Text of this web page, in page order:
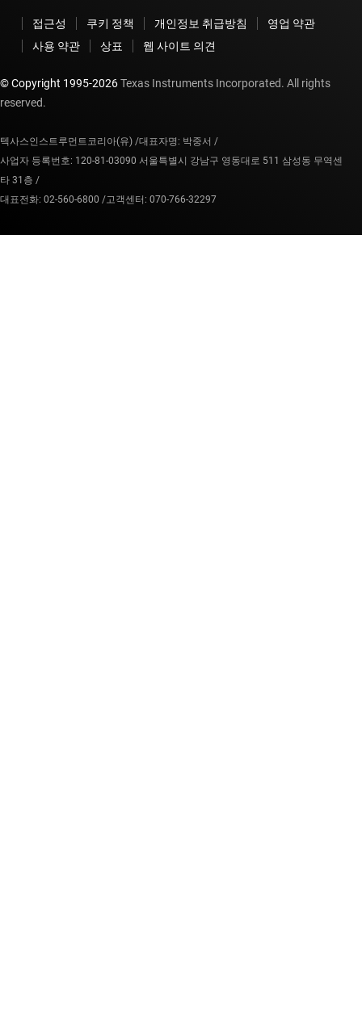
접근성 쿠키 정책 개인정보 취급방침
영업 약관
사용 약관
상표 웹 사이트 의견
© Copyright 1995-2026Texas Instruments Incorporated. All rights
reserved.
텍사스인스트루먼트코리아(유) /대표자명: 박중서 /
사업자 등록번호: 120-81-03090 서울특별시 강남구 영동대로 511 삼성동 무역센
타 31층 /
대표전화: 02-560-6800 /고객센터: 070-766-32297